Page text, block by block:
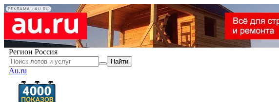
РЕКЛАМА • AU.RU
Регион Россия
Найти
Au.ru